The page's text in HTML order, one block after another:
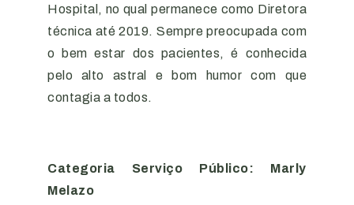
Hospital, no qual permanece como Diretora
técnica até 2019. Sempre preocupada com
o bem estar dos pacientes, é conhecida
pelo alto astral e bom humor com que
contagia a todos.
Categoria Serviço Público: Marly
Melazo